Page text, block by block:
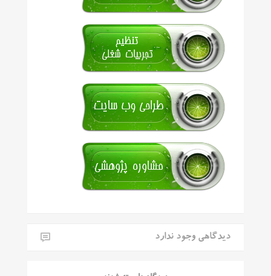
دیدگاهی وجود ندارد